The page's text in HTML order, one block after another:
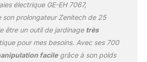
électrique GE-EH 7067,
son prolongateur Zenitech de 25
être un outil de jardinage très
pour mes besoins. Avec ses 700
facilegrâce à son poids